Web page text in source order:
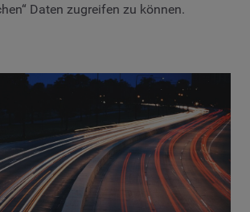
Daten zugreifen zu können.